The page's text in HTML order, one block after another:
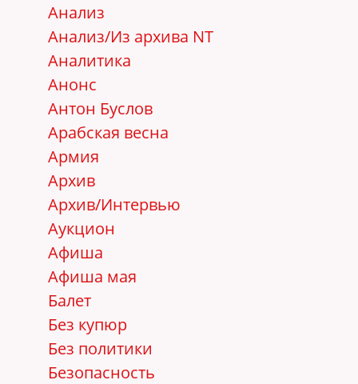
Анализ
Анализ/Из архива NT
Аналитика
Анонс
Антон Буслов
Арабская весна
Армия
Архив
Архив/Интервью
Аукцион
Афиша
Афиша мая
Балет
Без купюр
Без политики
Безопасность